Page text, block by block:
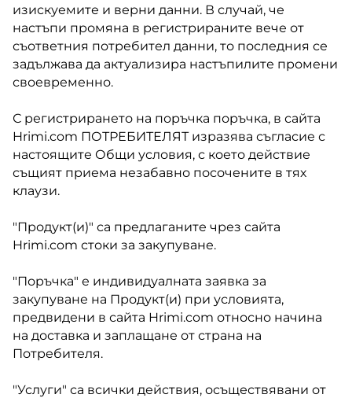
изискуемите и верни данни. В случай, че
настъпи промяна в регистрираните вече от
съответния потребител данни, то последния се
задължава да актуализира настъпилите промени
своевременно.
С регистрирането на поръчка поръчка, в сайта
Hrimi.com ПОТРЕБИТЕЛЯТ изразява съгласие с
настоящите Общи условия, с което действие
същият приема незабавно посочените в тях
клаузи.
"Продукт(и)" са предлаганите чрез сайта
Hrimi.com стоки за закупуване.
"Поръчка" е индивидуалната заявка за
закупуване на Продукт(и) при условията,
предвидени в сайта Hrimi.com относно начина
на доставка и заплащане от страна на
Потребителя.
"Услуги" са всички действия, осъществявани от